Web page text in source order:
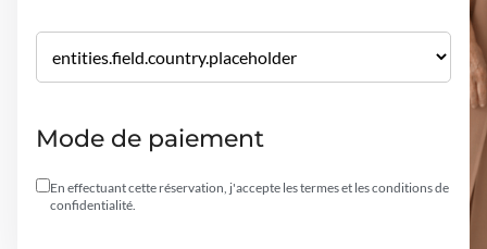
Mode de paiement
En effectuant cette réservation, j'accepte les termes et les conditions de
confidentialité.